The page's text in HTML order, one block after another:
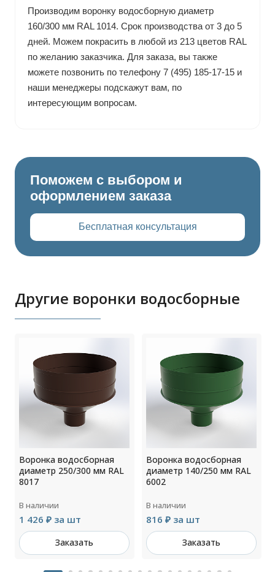
Производим воронку водосборную диаметр
160/300 мм RAL 1014. Срок производства от 3 до 5
дней. Можем покрасить в любой из 213 цветов RAL
по желанию заказчика. Для заказа, вы также
можете позвонить по телефону 7 (495) 185-17-15 и
наши менеджеры подскажут вам, по
интересующим вопросам.
Поможем с выбором и
оформлением заказа
Бесплатная консультация
Другие воронки водосборные
Воронка водосборная
диаметр 250/300 мм RAL
8017
В наличии
1 426 ₽ за шт
Заказать
Воронка водосборная
диаметр 140/250 мм RAL
6002
В наличии
816 ₽ за шт
Заказать